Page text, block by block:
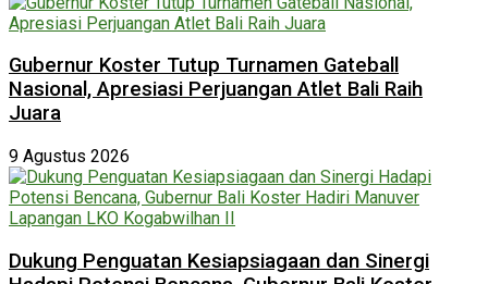
Gubernur Koster Tutup Turnamen Gateball
Nasional, Apresiasi Perjuangan Atlet Bali Raih
Juara
9 Agustus 2026
Dukung Penguatan Kesiapsiagaan dan Sinergi